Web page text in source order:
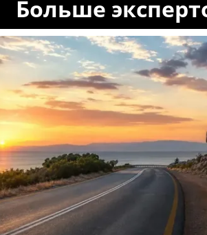
Больше